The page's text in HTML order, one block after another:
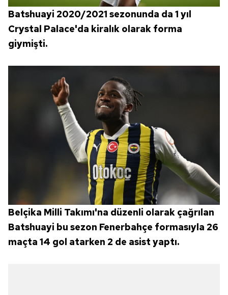
Batshuayi 2020/2021 sezonunda da 1 yıl
Crystal Palace'da kiralık olarak forma
giymişti.
Belçika Milli Takımı'na düzenli olarak çağrılan
Batshuayi bu sezon Fenerbahçe formasıyla 26
maçta 14 gol atarken 2 de asist yaptı.